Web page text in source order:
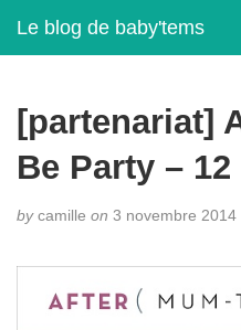
Le blog de baby'tems
[partenariat]
Be Party –
bycamille on 3 novembre 2014